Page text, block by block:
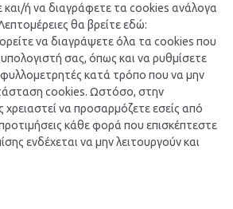
και/ή να διαγράφετε τα cookies ανάλογα
θα βρείτε εδώ:
να διαγράψετε όλα τα cookies που
σας, όπως και να ρυθμίσετε
κατά τρόπο που να μην
cookies. Ωστόσο, στην
να προσαρμόζετε εσείς από
κάθε φορά που επισκέπτεστε
ενδέχεται να μην λειτουργούν και